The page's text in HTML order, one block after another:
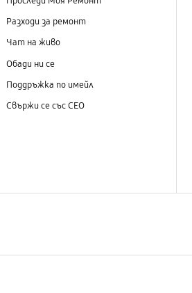
Разходи за ремонт
Чат на живо
Обади ни се
Поддръжка по имейл
Свържи се със СЕО